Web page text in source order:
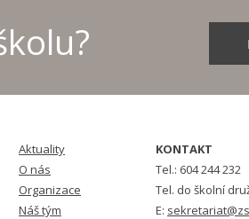
Aktuality
O nás
Organizace
Náš tým
KONTAKT
Tel.: 604 244 232
Tel. do školní
E: